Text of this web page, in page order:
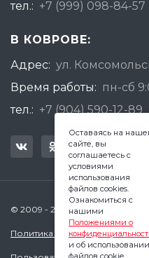
тел.: +7 (999) 098-84-57
В КОВРОВЕ:
Адрес: ул.
Время работы: пн-сб
тел.: +7 (904) 590-12-89
© 2009 - 2026 Квадратный
Политика
Оставаясь на
сайте, вы
соглашаетесь с
условиями
использования
файлов cookies.
Ознакомиться с
нашими
Положениями о
и об использовании
файлов cookie.